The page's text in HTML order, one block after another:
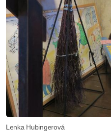
Lenka Hubingerová